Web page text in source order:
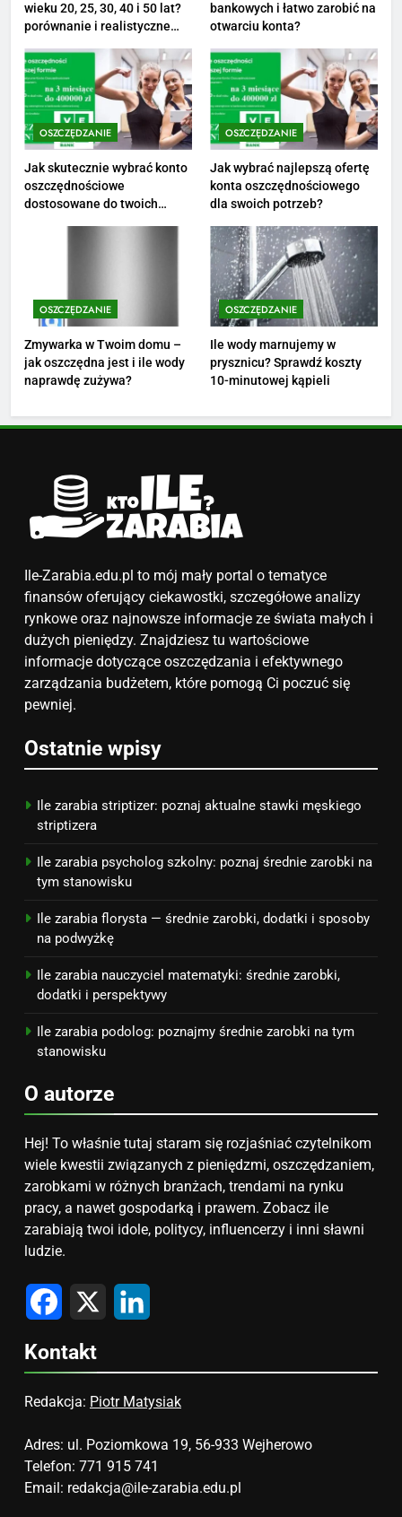
1
Ile zarabia striptizer: poznaj
aktualne stawki męskiego
striptizera
ZAROBKI
2
Ile zarabia psycholog szkolny:
poznaj średnie zarobki na tym
stanowisku
ZAROBKI
Ile zarabia florysta — średnie
zarobki, dodatki i sposoby na
podwyżkę
ZAROBKI
4
matematyki: średnie zarobki,
Ile zarabia podolog: poznajmy
średnie zarobki na tym
ZAROBKI
6
Akcje charytatywne w szkole:
pomysły i przykłady, które
zainspirują
ZAROBKI
Jak przygotować się finansowo
kosztuje i jak zaplanować
PORADY
PRACA
wieku 20, 25, 30, 40 i 50 lat?
porównanie i realistyczne
bankowych i łatwo zarobić na
otwarciu konta?
OSZCZĘDZANIE
Jak skutecznie wybrać konto
oszczędnościowe
dostosowane do twoich
OSZCZĘDZANIE
Jak wybrać najlepszą ofertę
konta oszczędnościowego
dla swoich potrzeb?
OSZCZĘDZANIE
Zmywarka w Twoim domu –
jak oszczędna jest i ile wody
naprawdę zużywa?
OSZCZĘDZANIE
Ile wody marnujemy w
prysznicu? Sprawdź koszty
10-minutowej kąpieli
Ile-Zarabia.edu.pl to mój mały portal o tematyce
finansów oferujący ciekawostki, szczegółowe analizy
rynkowe oraz najnowsze informacje ze świata małych i
dużych pieniędzy. Znajdziesz tu wartościowe
informacje dotyczące oszczędzania i efektywnego
zarządzania budżetem, które pomogą Ci poczuć się
pewniej.
Ostatnie wpisy
Ile zarabia striptizer: poznaj aktualne stawki męskiego
striptizera
Ile zarabia psycholog szkolny: poznaj średnie zarobki na
tym stanowisku
Ile zarabia florysta — średnie zarobki, dodatki i sposoby
na podwyżkę
Ile zarabia nauczyciel matematyki: średnie zarobki,
dodatki i perspektywy
Ile zarabia podolog: poznajmy średnie zarobki na tym
stanowisku
O autorze
Hej! To właśnie tutaj staram się rozjaśniać czytelnikom
wiele kwestii związanych z pieniędzmi, oszczędzaniem,
zarobkami w różnych branżach, trendami na rynku
pracy, a nawet gospodarką i prawem. Zobacz ile
zarabiają twoi idole, politycy, influencerzy i inni sławni
ludzie.
Facebook
X
Kontakt
Redakcja: Piotr Matysiak
Adres: ul. Poziomkowa 19, 56-933 Wejherowo
Telefon: 771 915 741
Email: redakcja@ile-zarabia.edu.pl